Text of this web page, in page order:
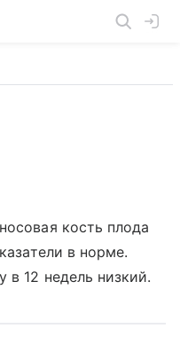
кость плода
в норме.
в 12 недель низкий.